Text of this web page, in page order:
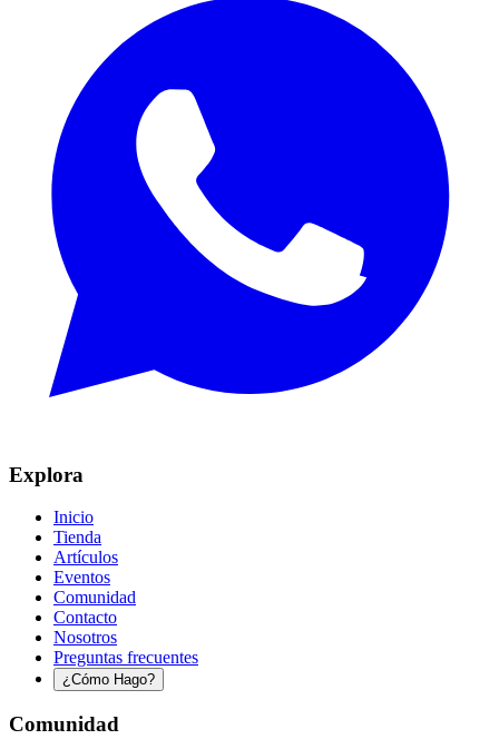
Explora
Inicio
Tienda
Artículos
Eventos
Comunidad
Contacto
Nosotros
Preguntas frecuentes
¿Cómo Hago?
Comunidad